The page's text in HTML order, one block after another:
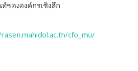
ขององค์กรเชิงลึก
cfo_mu/